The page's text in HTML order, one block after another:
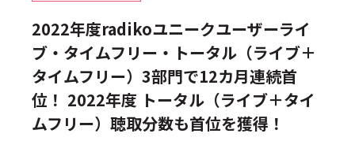
2022年度radikoユニークユーザーライ
ブ・タイムフリー・トータル（ライブ＋
タイムフリー）3部門で12カ月連続首
位！ 2022年度 トータル（ライブ＋タイ
ムフリー）聴取分数も首位を獲得！